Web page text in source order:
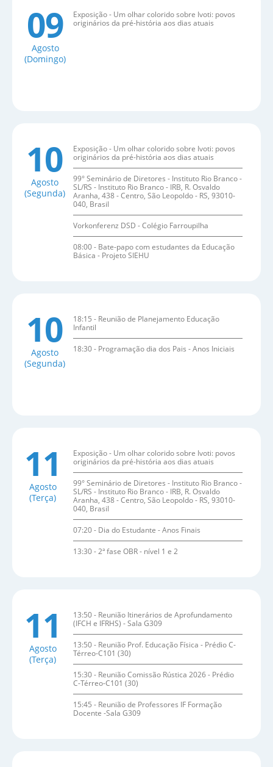
09
Agosto
(Domingo)
Exposição - Um olhar colorido sobre Ivoti: povos
originários da pré-história aos dias atuais
10
Agosto
(Segunda)
Exposição - Um olhar colorido sobre Ivoti: povos
originários da pré-história aos dias atuais
99° Seminário de Diretores - Instituto Rio Branco -
SL/RS - Instituto Rio Branco - IRB, R. Osvaldo
Aranha, 438 - Centro, São Leopoldo - RS, 93010-
040, Brasil
Vorkonferenz DSD - Colégio Farroupilha
08:00 - Bate-papo com estudantes da Educação
Básica - Projeto SIEHU
10
Agosto
(Segunda)
18:15 - Reunião de Planejamento Educação
Infantil
18:30 - Programação dia dos Pais - Anos Iniciais
11
Agosto
(Terça)
Exposição - Um olhar colorido sobre Ivoti: povos
originários da pré-história aos dias atuais
99° Seminário de Diretores - Instituto Rio Branco -
SL/RS - Instituto Rio Branco - IRB, R. Osvaldo
Aranha, 438 - Centro, São Leopoldo - RS, 93010-
040, Brasil
07:20 - Dia do Estudante - Anos Finais
13:30 - 2ª fase OBR - nível 1 e 2
11
Agosto
(Terça)
13:50 - Reunião Itinerários de Aprofundamento
(IFCH e IFRHS) - Sala G309
13:50 - Reunião Prof. Educação Física - Prédio C-
Térreo-C101 (30)
15:30 - Reunião Comissão Rústica 2026 - Prédio
C-Térreo-C101 (30)
15:45 - Reunião de Professores IF Formação
Docente -Sala G309